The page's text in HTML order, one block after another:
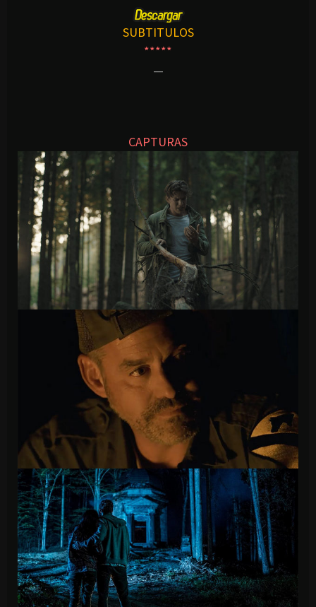
SUBTITULOS
*****
—
CAPTURAS